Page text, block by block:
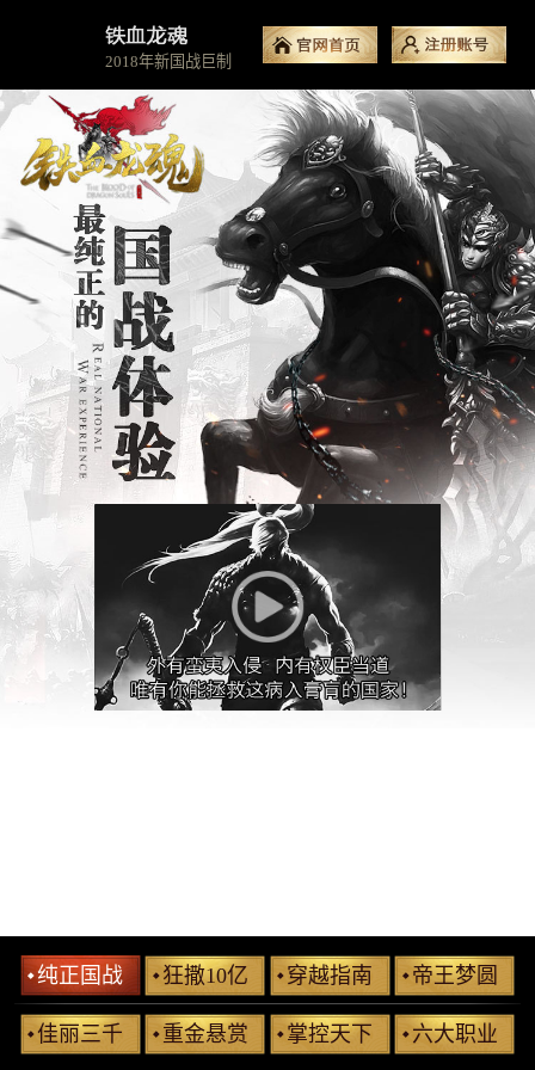
2018年新国战巨制
纯正国战 狂撒10亿 穿越指南 帝王梦圆
佳丽三千 重金悬赏 掌控天下 六大职业